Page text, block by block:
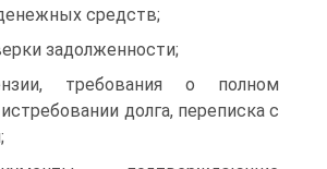
средств;
задолженности;
требования о полном
долга, переписка с